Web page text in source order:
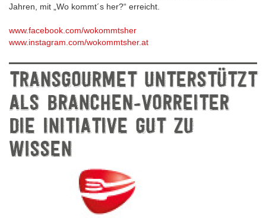
Jahren, mit „Wo kommt´s her?“ erreicht.
www.facebook.com/wokommtsher
www.instagram.com/wokommtsher.at
TRANSGOURMET UNTERSTÜTZT
ALS BRANCHEN-VORREITER
DIE INITIATIVE GUT ZU
WISSEN